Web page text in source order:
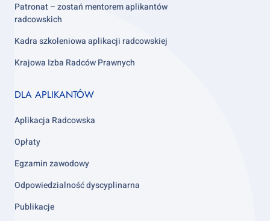
Patronat – zostań mentorem aplikantów
radcowskich
Kadra szkoleniowa aplikacji radcowskiej
Krajowa Izba Radców Prawnych
Footer
3
DLA APLIKANTÓW
Aplikacja Radcowska
Opłaty
Egzamin zawodowy
Odpowiedzialność dyscyplinarna
Publikacje